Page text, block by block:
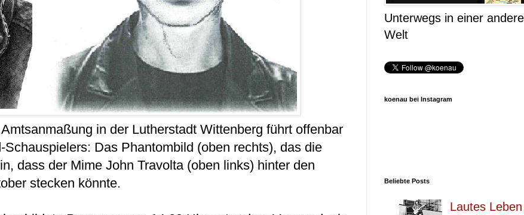
in der Lutherstadt Wittenberg führt offenbar
Das Phantombild (oben rechts), das die
dass der Mime John Travolta (oben links) hinter den
stecken könnte.
Unterwegs in einer
Welt
koenau bei Instagram
Beliebte Posts
Lautes